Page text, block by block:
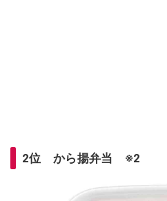
2位 から揚弁当 ※2